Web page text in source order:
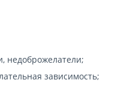
недоброжелатели;
зависимость;